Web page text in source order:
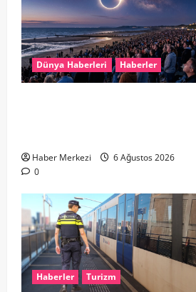
Dünya Haberleri Haberler
Haber Merkezi
6 Ağustos 2026
0
Haberler Turizm